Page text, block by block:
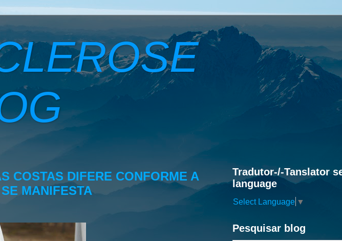
COSTAS DIFERE CONFORME A
MANIFESTA
Tradutor-/-Tanslator
language
Select Language ▼
Pesquisar blog